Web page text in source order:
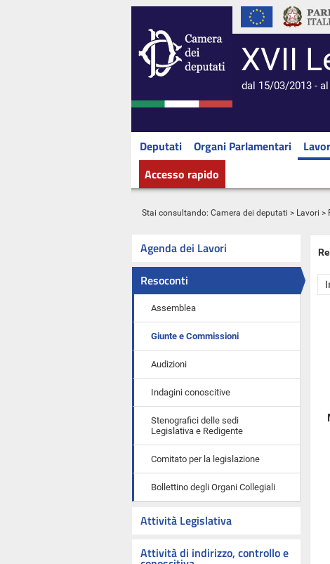
XVII
dal 15/03/2013 -
Deputati Organi Parlamentari
Accesso rapido
Stai consultando: Camera dei deputati > Lavori >
Agenda dei Lavori
Resoconti
Assemblea
Giunte e Commissioni
Audizioni
Indagini conoscitive
Stenografici delle sedi
Legislativa e Redigente
Comitato per la legislazione
Bollettino degli Organi Collegiali
Attività Legislativa
Attività di indirizzo, controllo e